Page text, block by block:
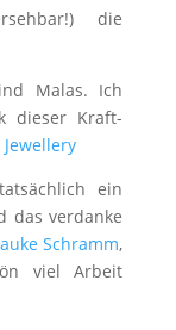
die
Malas. Ich
dieser Kraft-
Jewellery
ein
das verdanke
Schramm,
viel Arbeit